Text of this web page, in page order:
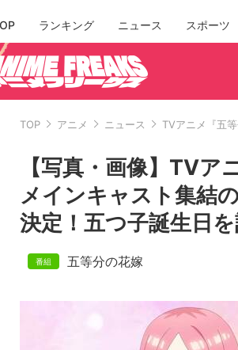
ランキング ニュース スポーツ
TOP アニメ ニュース TVアニメ『五
【写真・画像】TVア
メインキャスト集結
決定！五つ子誕生日
五等分の花嫁